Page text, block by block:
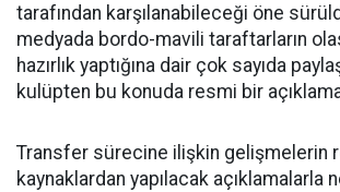
tarafından karşılanabileceği öne
medyada bordo-mavili taraftarların
hazırlık yaptığına dair çok sayıda
kulüpten bu konuda resmi bir
Transfer sürecine ilişkin gelişmelerin
kaynaklardan yapılacak açıklamalarla